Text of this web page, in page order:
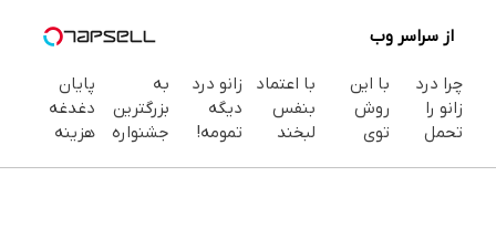
از سراسر وب
چرا درد
زانو را
تحمل
با این
روش
توی
با اعتماد
بنفس
لبخند
زانو درد
دیگه
تمومه!
به
بزرگترین
جشنواره
پایان
دغدغه
هزینه